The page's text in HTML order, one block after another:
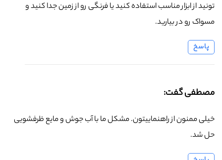
تونید از ابزار مناسب استفاده کنید یا فرنگی رو از زمین جدا کنید و
مسواک رو در بیارید.
پاسخ
مصطفی گفت:
خیلی ممنون از راهنماییتون. مشکل ما با آب جوش و مایع ظرفشویی
حل شد.